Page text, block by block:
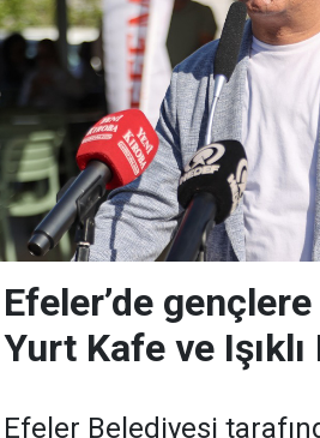
Efeler’de
Yurt Kafe ve Işıklı
Efeler Belediyesi